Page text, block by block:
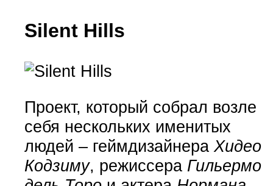
Silent Hills
Проект, который собрал возле
себя нескольких именитых
людей – геймдизайнера Хидео
Кодзиму, режиссера Гильермо